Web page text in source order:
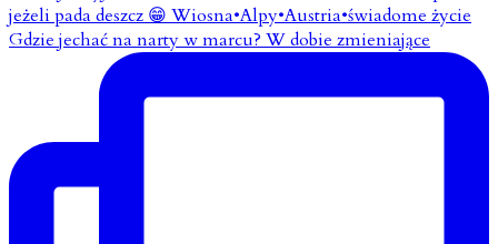
Gdzie jechać na narty w marcu? W dobie zmieniające